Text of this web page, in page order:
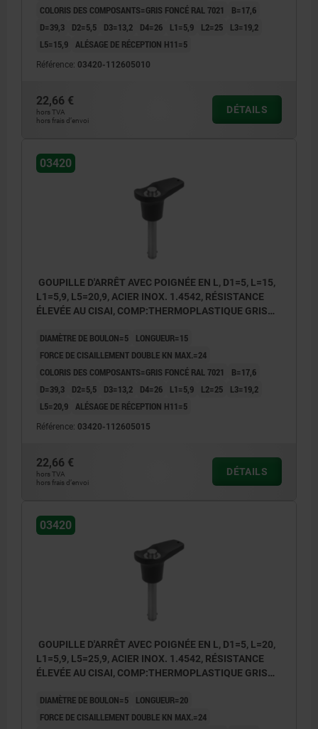
COLORIS DES COMPOSANTS=GRIS FONCÉ RAL 7021
B=17,6
D=39,3
D2=5,5 D3=13,2 D4=26 L1=5,9 L2=25
L3=19,2
L5=15,9 ALÉSAGE DE RÉCEPTION H11=5
Référence: 03420-112605010
22,66 €
hors TVA
hors frais d’envoi
DÉTAILS
03420
GOUPILLE D'ARRÊT AVEC POIGNÉE EN L, D1=5, L=15,
L1=5,9, L5=20,9, ACIER INOX. 1.4542, RÉSISTANCE
ÉLEVÉE AU CISAI, COMP:THERMOPLASTIQUE GRIS
DIAMÈTRE DE BOULON=5
LONGUEUR=15
FORCE DE CISAILLEMENT DOUBLE KN MAX.=24
COLORIS DES COMPOSANTS=GRIS FONCÉ RAL 7021
B=17,6
D=39,3
D2=5,5 D3=13,2 D4=26 L1=5,9 L2=25
L3=19,2
L5=20,9 ALÉSAGE DE RÉCEPTION H11=5
Référence: 03420-112605015
22,66 €
hors TVA
hors frais d’envoi
DÉTAILS
03420
GOUPILLE D'ARRÊT AVEC POIGNÉE EN L, D1=5, L=20,
L1=5,9, L5=25,9, ACIER INOX. 1.4542, RÉSISTANCE
ÉLEVÉE AU CISAI, COMP:THERMOPLASTIQUE GRIS
DIAMÈTRE DE BOULON=5
LONGUEUR=20
FORCE DE CISAILLEMENT DOUBLE KN MAX.=24